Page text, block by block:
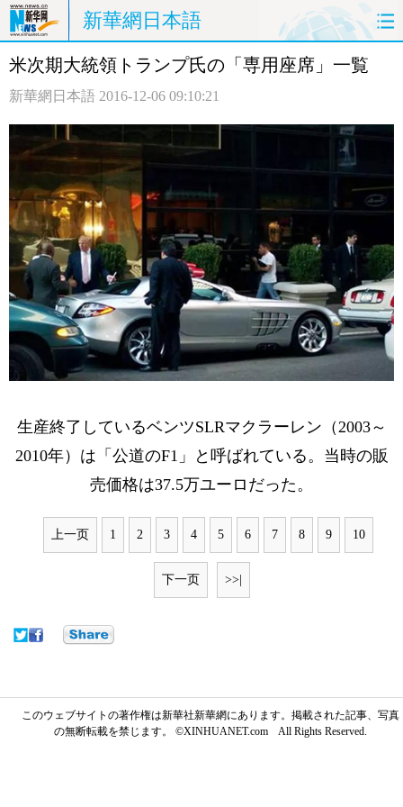
新華網日本語
ホームページ 政治 経済
観光 評論 写真
中日対訳
米次期大統領トランプ氏の「専用座席」一覧
新華網日本語 2016-12-06 09:10:21
生産終了しているベンツSLRマクラーレン（2003～
2010年）は「公道のF1」と呼ばれている。当時の販
売価格は37.5万ユーロだった。
上一页 1 2 3 4 5 6 7 8 9 10
下一页 >>|
このウェブサイトの著作権は新華社新華網にあります。掲載された記事、写真
の無断転載を禁じます。 ©XINHUANET.com All Rights Reserved.